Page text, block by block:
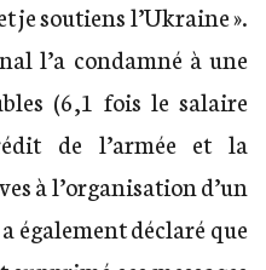
je soutiens l’Ukraine ».
l’a condamné à une
(6,1 fois le salaire
de l’armée et la
à l’organisation d’un
également déclaré que